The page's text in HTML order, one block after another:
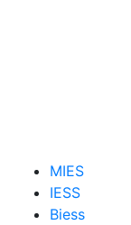
MIES
IESS
Biess